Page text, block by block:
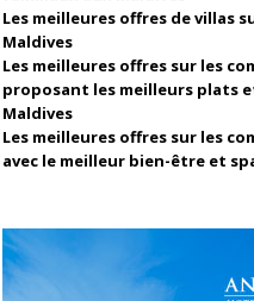
Les meilleures offres de villas
Maldives
Les meilleures offres sur les
proposant les meilleurs plats
Maldives
Les meilleures offres sur les
avec le meilleur bien-être et